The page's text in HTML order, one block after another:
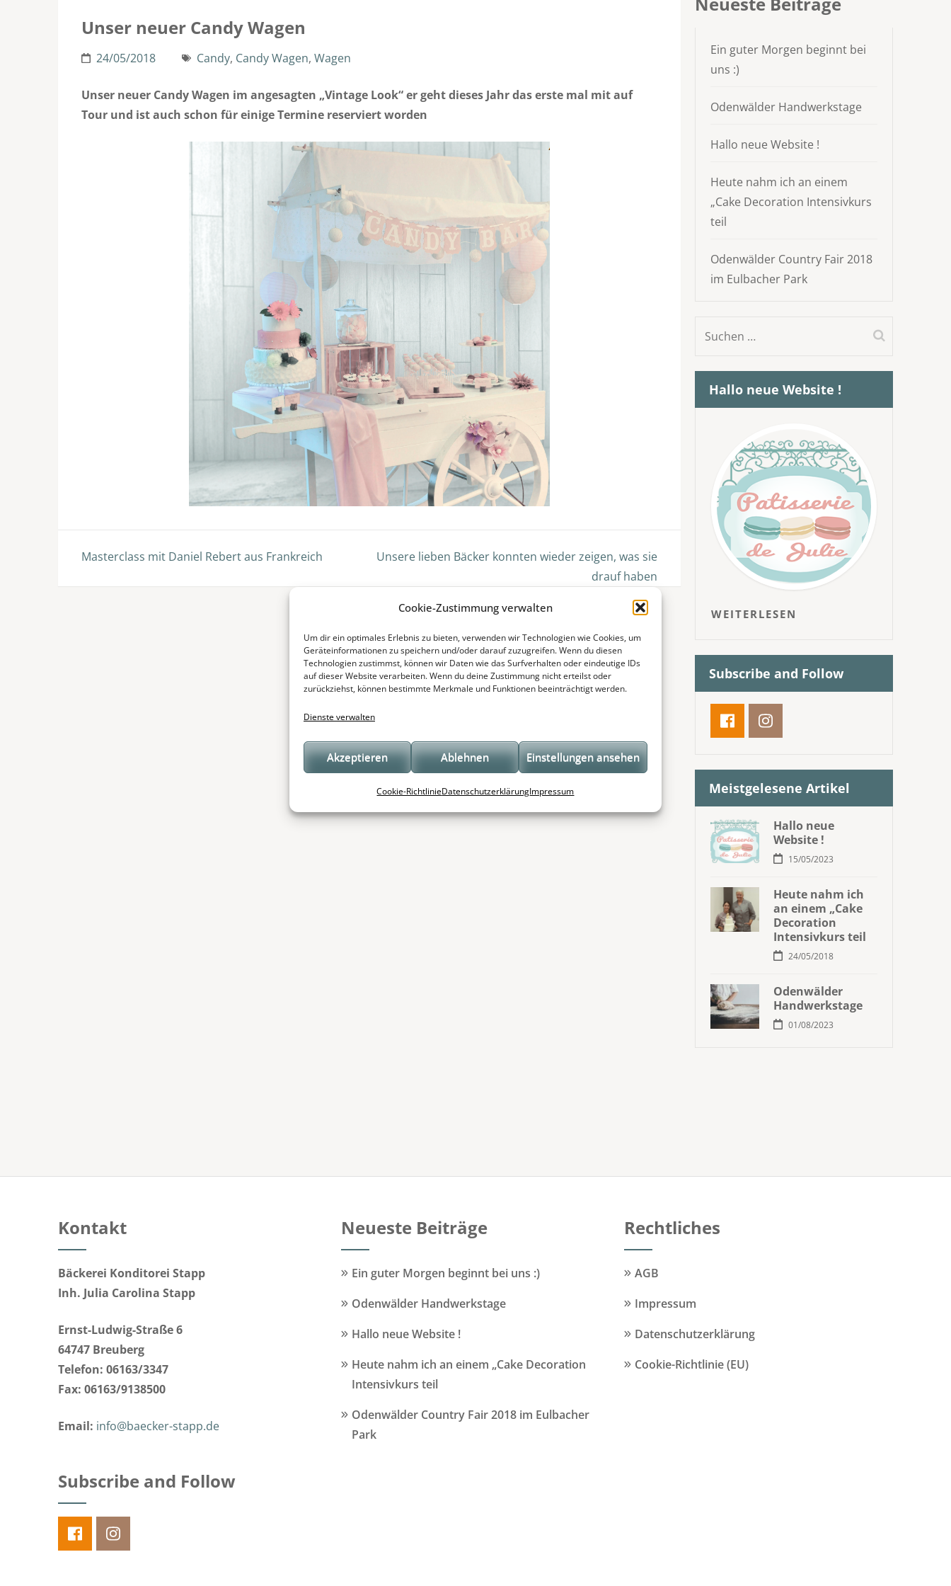
Cookie-Zustimmung verwalten
Um dir ein optimales Erlebnis zu bieten, verwenden wir Technologien wie Cookies, um
Geräteinformationen zu speichern und/oder darauf zuzugreifen. Wenn du diesen
Technologien zustimmst, können wir Daten wie das Surfverhalten oder eindeutige IDs
auf dieser Website verarbeiten. Wenn du deine Zustimmung nicht erteilst oder
zurückziehst, können bestimmte Merkmale und Funktionen beeinträchtigt werden.
Dienste verwalten
Akzeptieren Ablehnen Einstellungen ansehen
Cookie-RichtlinieDatenschutzerklärungImpressum
Unser neuer Candy Wagen
24/05/2018 Candy, Candy Wagen, Wagen
Unser neuer Candy Wagen im angesagten „Vintage Look“ er geht dieses Jahr das erste mal mit auf
Tour und ist auch schon für einige Termine reserviert worden
Beitragsnavigation
Masterclass mit Daniel Rebert aus Frankreich
Unsere lieben Bäcker konnten wieder zeigen, was sie
drauf haben
Ein guter Morgen beginnt bei
uns :)
Odenwälder Handwerkstage
Hallo neue Website !
Heute nahm ich an einem
„Cake Decoration Intensivkurs
teil
Odenwälder Country Fair 2018
im Eulbacher Park
Suchen
Hallo neue Website !
WEITERLESEN
Subscribe and Follow
Meistgelesene Artikel
Hallo neue
Website !
15/05/2023
Heute nahm ich
an einem „Cake
Decoration
Intensivkurs teil
24/05/2018
Odenwälder
Handwerkstage
01/08/2023
Kontakt
Bäckerei Konditorei Stapp
Inh. Julia Carolina Stapp
Ernst-Ludwig-Straße 6
64747 Breuberg
Telefon: 06163/3347
Fax: 06163/9138500
Email: info@baecker-stapp.de
Subscribe and Follow
Neueste Beiträge
Ein guter Morgen beginnt bei uns :)
Odenwälder Handwerkstage
Hallo neue Website !
Heute nahm ich an einem „Cake Decoration
Intensivkurs teil
Odenwälder Country Fair 2018 im Eulbacher
Park
Rechtliches
AGB
Impressum
Datenschutzerklärung
Cookie-Richtlinie (EU)